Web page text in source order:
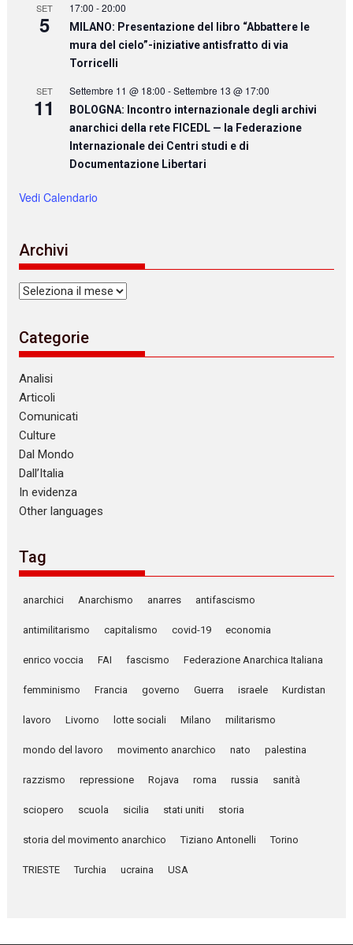
SET
5
17:00 -20:00
MILANO: Presentazione del libro “Abbattere le
mura del cielo”-iniziative antisfratto di via
Torricelli
SET
11
Settembre 11 @ 18:00 -Settembre 13 @ 17:00
BOLOGNA: Incontro internazionale degli archivi
anarchici della rete FICEDL — la Federazione
Internazionale dei Centri studi e di
Documentazione Libertari
Vedi Calendario
Archivi
Archivi
Categorie
Analisi
Articoli
Comunicati
Culture
Dal Mondo
Dall’Italia
In evidenza
Other languages
Tag
anarchici Anarchismo anarres antifascismo
antimilitarismo capitalismo covid-19 economia
enrico voccia FAI fascismo Federazione Anarchica Italiana
femminismo Francia governo Guerra israele Kurdistan
lavoro Livorno lotte sociali Milano militarismo
mondo del lavoro movimento anarchico nato palestina
razzismo repressione Rojava roma russia sanità
sciopero scuola sicilia stati uniti storia
storia del movimento anarchico Tiziano Antonelli Torino
TRIESTE Turchia ucraina USA